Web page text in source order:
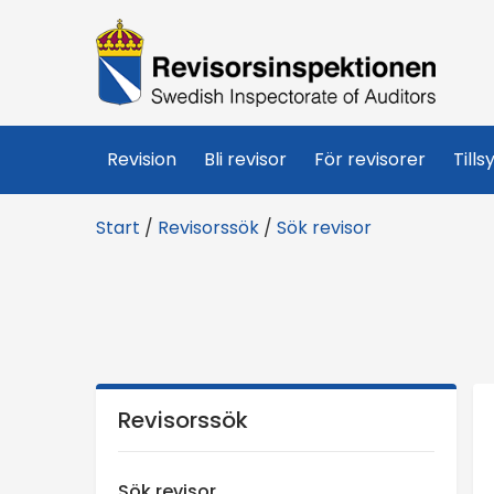
R
e
v
i
r
Revision Bli revisor För revisorer
Start / Revisorssök / Sök revisor
Revisorssök